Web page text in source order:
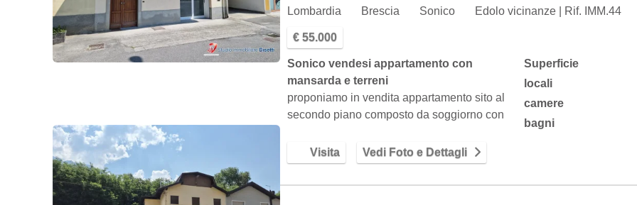
Lombardia Brescia Sonico Edolo vicinanze | Rif. IMM.44
€ 55.000
Sonico vendesi appartamento con
mansarda e terreni
proponiamo in vendita appartamento sito al
secondo piano composto da soggiorno con
Superficie
locali
camere
bagni
Visita Vedi Foto e Dettagli